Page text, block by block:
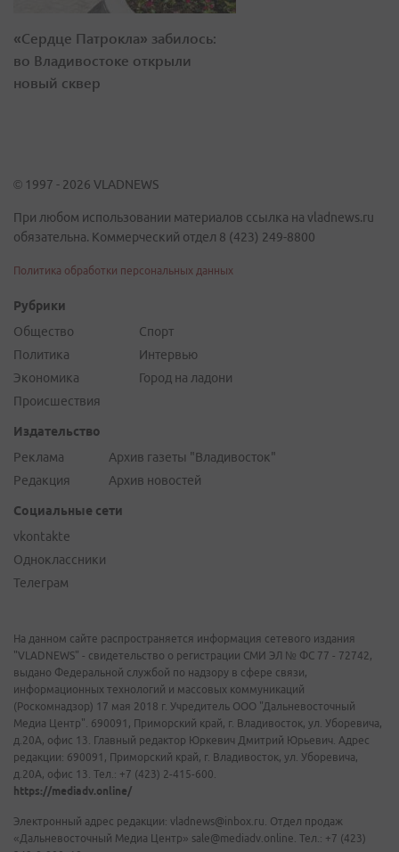
«Сердце Патрокла» забилось:
во Владивостоке открыли
новый сквер
© 1997 - 2026 VLADNEWS
При любом использовании материалов ссылка на vladnews.ru
обязательна. Коммерческий отдел 8 (423) 249-8800
Политика обработки персональных данных
Рубрики
Общество
Политика
Экономика
Происшествия
Спорт
Интервью
Город на ладони
Издательство
Реклама
Редакция
Архив газеты "Владивосток"
Архив новостей
Социальные сети
vkontakte
Одноклассники
Телеграм
На данном сайте распространяется информация сетевого издания
"VLADNEWS" - свидетельство о регистрации СМИ ЭЛ № ФС 77 - 72742,
выдано Федеральной службой по надзору в сфере связи,
информационных технологий и массовых коммуникаций
(Роскомнадзор) 17 мая 2018 г. Учредитель ООО "Дальневосточный
Медиа Центр". 690091, Приморский край, г. Владивосток, ул. Уборевича,
д.20А, офис 13. Главный редактор Юркевич Дмитрий Юрьевич. Адрес
редакции: 690091, Приморский край, г. Владивосток, ул. Уборевича,
д.20А, офис 13. Тел.: +7 (423) 2-415-600.
https://mediadv.online/
Электронный адрес редакции: vladnews@inbox.ru. Отдел продаж
«Дальневосточный Медиа Центр» sale@mediadv.online. Тел.: +7 (423)